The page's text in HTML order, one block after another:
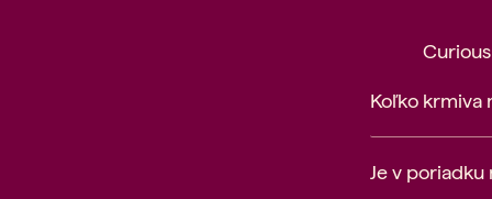
Koľko krmiva
Je v poriadku